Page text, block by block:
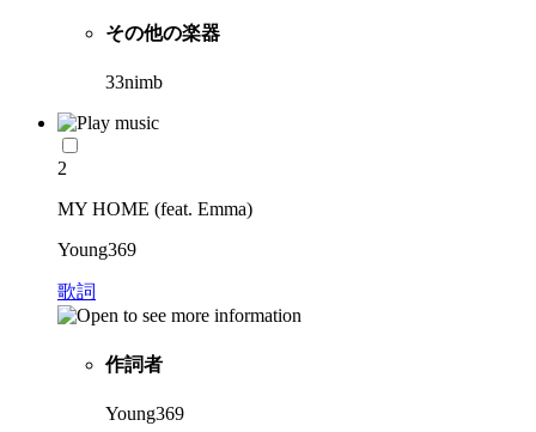
その他の楽器
33nimb
2
MY HOME (feat. Emma)
Young369
歌詞
作詞者
Young369